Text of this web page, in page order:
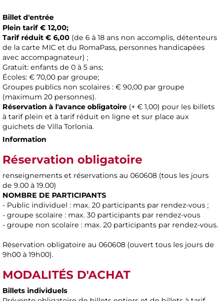
Billet d'entrée
Plein tarif € 12,00;
Tarif réduit € 6,00 (de 6 à 18 ans non accomplis, détenteurs
de la carte MIC et du RomaPass, personnes handicapées
avec accompagnateur) ;
Gratuit: enfants de 0 à 5 ans;
Écoles: € 70,00 par groupe;
Groupes publics non scolaires : € 90,00 par groupe
(maximum 20 personnes).
Réservation à l'avance obligatoire (+ € 1,00) pour les billets
à tarif plein et à tarif réduit en ligne et sur place aux
guichets de Villa Torlonia.
Information
Réservation obligatoire
renseignements et réservations au 060608 (tous les jours
de 9.00 à 19.00)
NOMBRE DE PARTICIPANTS
- Public individuel : max. 20 participants par rendez-vous ;
- groupe scolaire : max. 30 participants par rendez-vous
- groupe non scolaire : max. 20 participants par rendez-vous.
Réservation obligatoire au 060608 (ouvert tous les jours de
9h00 à 19h00).
MODALITÉS D'ACHAT
Billets individuels